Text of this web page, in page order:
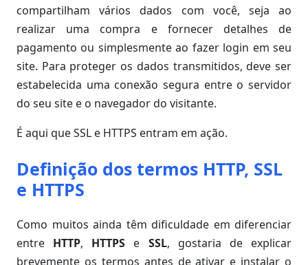
compartilham vários dados com você, seja ao
realizar uma compra e fornecer detalhes de
pagamento ou simplesmente ao fazer login em seu
site. Para proteger os dados transmitidos, deve ser
estabelecida uma conexão segura entre o servidor
do seu site e o navegador do visitante.
É aqui que SSL e HTTPS entram em ação.
Definição dos termos HTTP, SSL
e HTTPS
Como muitos ainda têm dificuldade em diferenciar
entre HTTP, HTTPS e SSL, gostaria de explicar
brevemente os termos antes de ativar e instalar o